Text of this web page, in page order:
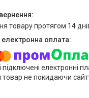
товару протягом 14
підключені електронні
товар не покидаючи